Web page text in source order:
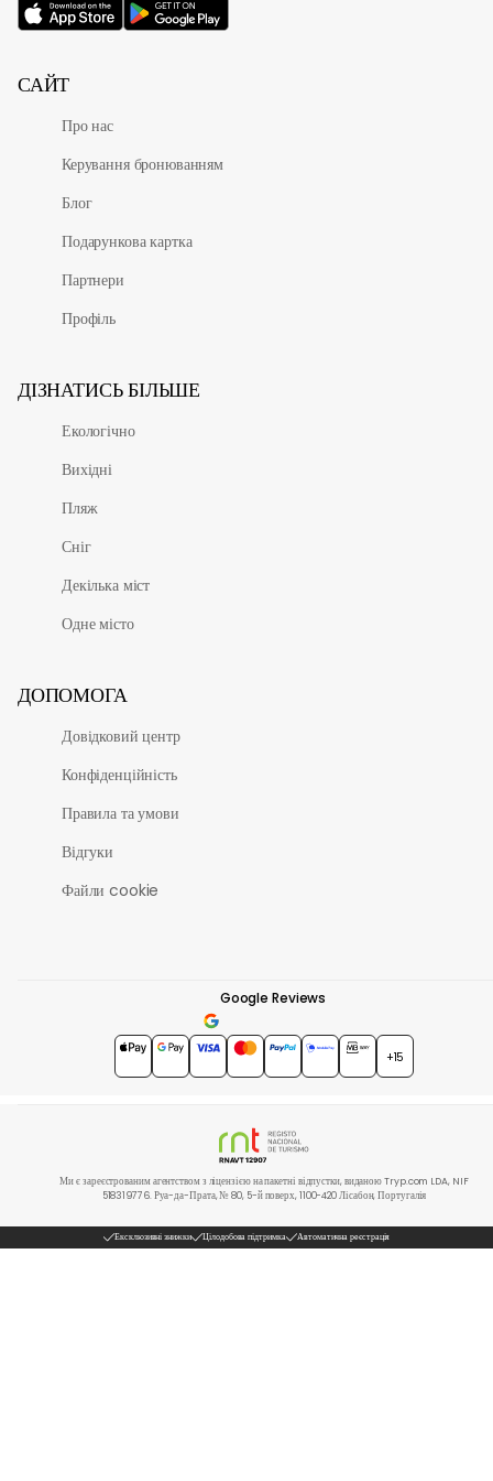
САЙТ
Про нас
Керування бронюванням
Блог
Подарункова картка
Партнери
Профіль
ДІЗНАТИСЬ БІЛЬШЕ
Екологічно
Вихідні
Пляж
Сніг
Декілька міст
Одне місто
ДОПОМОГА
Довідковий центр
Конфіденційність
Правила та умови
Відгуки
Файли cookie
Google Reviews
4.7★★★★★
+15
Ми є зареєстрованим агентством з ліцензією на пакетні відпустки, виданою Tryp.com LDA, NIF
518319776. Руа-да-Прата, № 80, 5-й поверх, 1100-420 Лісабон, Португалія
Ексклюзивні знижки Цілодобова підтримка Автоматична реєстрація